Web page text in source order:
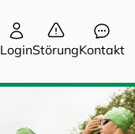
LoginStörungKontakt